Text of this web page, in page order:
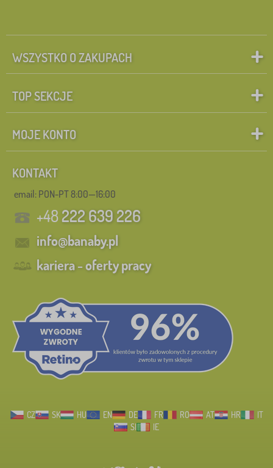
WSZYSTKO O ZAKUPACH
TOP SEKCJE
MOJE KONTO
KONTAKT
email: PON-PT 8:00—16:00
+48222 639 226
info@banaby.pl
kariera - oferty pracy
CZ SK HU EN DE FR RO AT HR
IT
SI
IE